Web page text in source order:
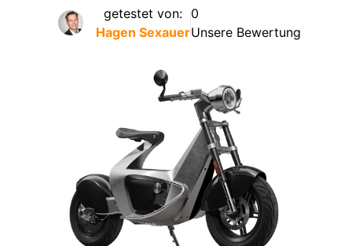
getestet von:
Hagen Sexauer
0
Unsere Bewertung